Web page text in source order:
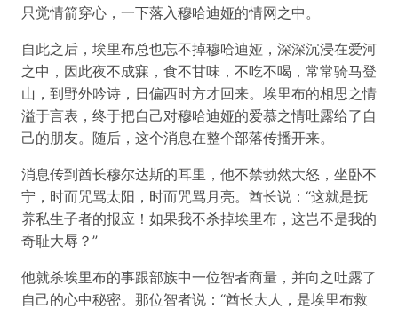
只觉情箭穿心，一下落入穆哈迪娅的情网之中。
自此之后，埃里布总也忘不掉穆哈迪娅，深深沉浸在爱河
之中，因此夜不成寐，食不甘味，不吃不喝，常常骑马登
山，到野外吟诗，日偏西时方才回来。埃里布的相思之情
溢于言表，终于把自己对穆哈迪娅的爱慕之情吐露给了自
己的朋友。随后，这个消息在整个部落传播开来。
消息传到酋长穆尔达斯的耳里，他不禁勃然大怒，坐卧不
宁，时而咒骂太阳，时而咒骂月亮。酋长说：“这就是抚
养私生子者的报应！如果我不杀掉埃里布，这岂不是我的
奇耻大辱？”
他就杀埃里布的事跟部族中一位智者商量，并向之吐露了
自己的心中秘密。那位智者说：“酋长大人，是埃里布救